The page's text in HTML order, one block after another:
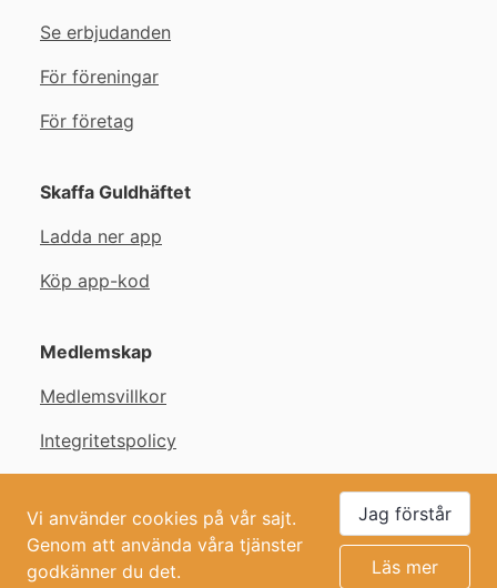
Se erbjudanden
För föreningar
För företag
Skaffa Guldhäftet
Ladda ner app
Köp app-kod
Medlemskap
Medlemsvillkor
Integritetspolicy
Vi använder cookies på vår sajt.
Genom att använda våra tjänster
godkänner du det.
Jag förstår
Läs mer